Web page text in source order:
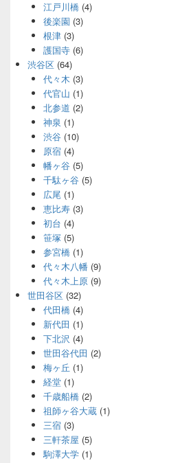
江戸川橋(4)
後楽園 (3)
根津(3)
護国寺(6)
渋谷区 (64)
代々木 (3)
代官山 (1)
北参道 (2)
神泉 (1)
渋谷(10)
原宿(4)
幡ヶ谷(5)
千駄ヶ谷(5)
広尾 (1)
恵比寿(3)
初台 (4)
笹塚 (5)
参宮橋(1)
代々木八幡 (9)
代々木上原(9)
世田谷区 (32)
代田橋(4)
新代田 (1)
下北沢 (4)
世田谷代田 (2)
梅ヶ丘 (1)
経堂(1)
千歳船橋(2)
祖師ヶ谷大蔵(1)
三宿(3)
三軒茶屋 (5)
駒澤大学(1)